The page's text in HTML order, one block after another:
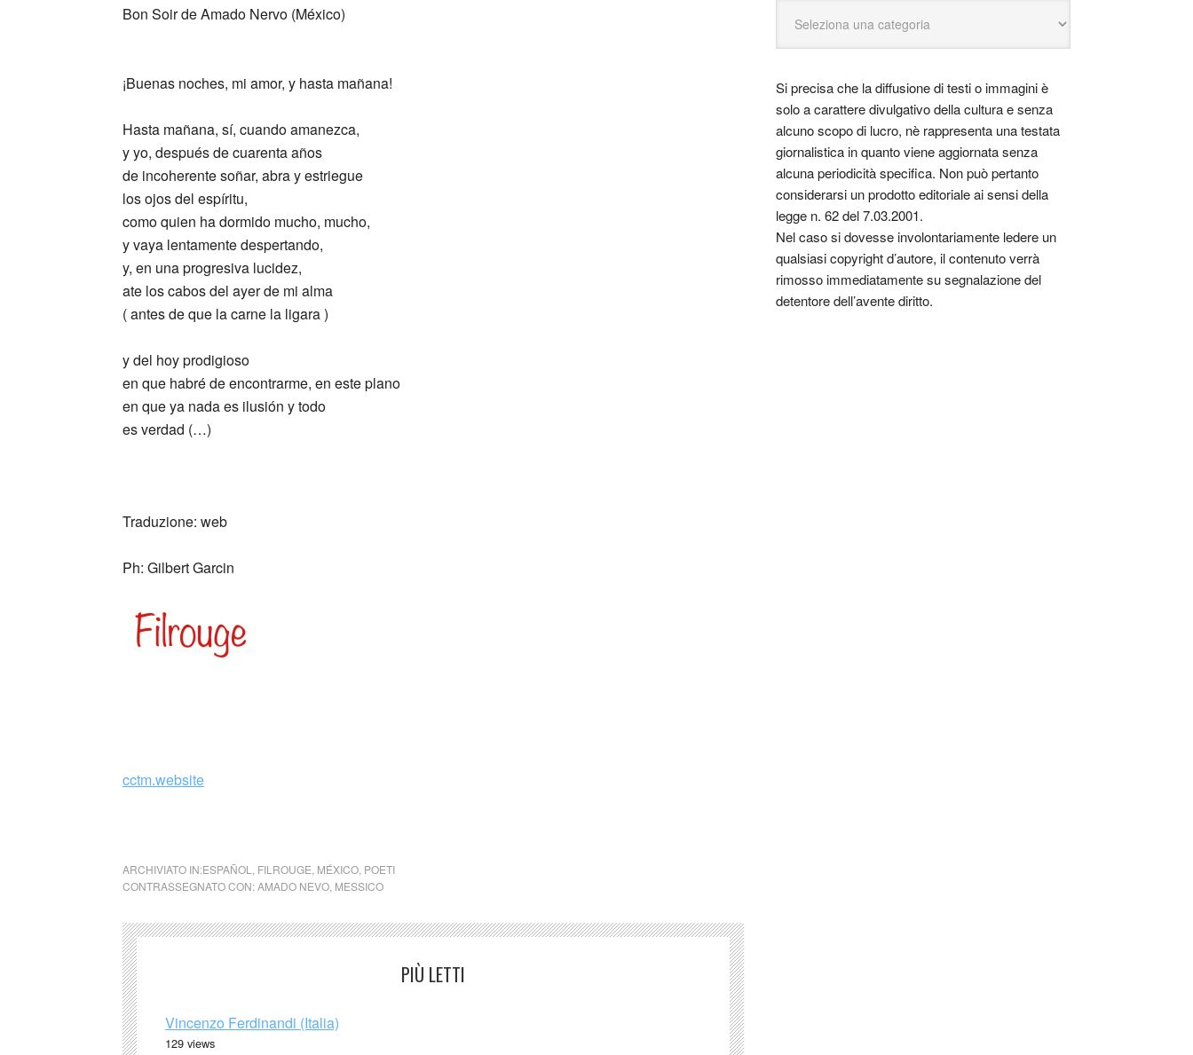
Bon Soir de Amado Nervo (México)
¡Buenas noches, mi amor, y hasta mañana!
Hasta mañana, sí, cuando amanezca,
y yo, después de cuarenta años
de incoherente soñar, abra y estriegue
los ojos del espíritu,
como quien ha dormido mucho, mucho,
y vaya lentamente despertando,
y, en una progresiva lucidez,
ate los cabos del ayer de mi alma
( antes de que la carne la ligara )
y del hoy prodigioso
en que habré de encontrarme, en este plano
en que ya nada es ilusión y todo
es verdad (…)
Traduzione: web
Ph: Gilbert Garcin
cctm.website
ARCHIVIATO IN:ESPAÑOL FILROUGE MÉXICO POETI
CONTRASSEGNATO CON:AMADO NEVO MESSICO
PIÙ LETTI
Vincenzo Ferdinandi (Italia)
129 views
Si precisa che la diffusione di testi o immagini è
solo a carattere divulgativo della cultura e senza
alcuno scopo di lucro, nè rappresenta una testata
giornalistica in quanto viene aggiornata senza
alcuna periodicità specifica. Non può pertanto
considerarsi un prodotto editoriale ai sensi della
legge n. 62 del 7.03.2001.
Nel caso si dovesse involontariamente ledere un
qualsiasi copyright d’autore, il contenuto verrà
rimosso immediatamente su segnalazione del
detentore dell’avente diritto.